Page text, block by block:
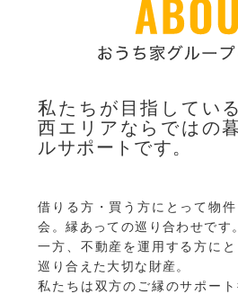
私たちが目指してい
西エリアならではの
ルサポートです。
借りる方・買う方にとって物
会。縁あっての巡り合わせです。
一方、不動産を運用する方に
巡り合えた大切な財産。
私たちは双方のご縁のサポー